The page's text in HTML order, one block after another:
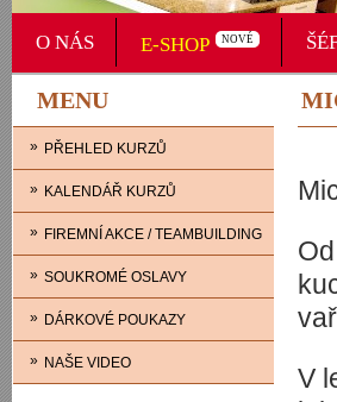
O NÁS E-SHOP NOVÉ
MENU
» PŘEHLED KURZŮ
» KALENDÁŘ KURZŮ
» FIREMNÍ AKCE / TEAMBUILDING
» SOUKROMÉ OSLAVY
» DÁRKOVÉ POUKAZY
» NAŠE VIDEO
V